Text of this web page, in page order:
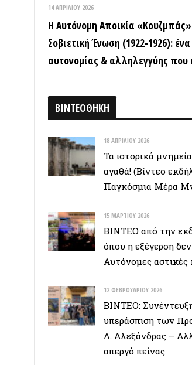
Παγκόσμια Μέρα Μνημείων
15 ΜΑΡΤΊΟΥ 2026
ΒΙΝΤΕΟ από την εκδήλωση: «Τόποι
όπου η εξέγερση δεν έμεινε ουτοπία:
Λ. Αλεξάνδρας – Αλληλεγγύη στον
απεργό πείνας
ΣΥΝΕΝΤΕΥΞΕΙΣ
28 ΙΟΥΝΊΟΥ 2026
Colin Ward: Ο σπόρος κάτω απο το
χιόνι (Autonomedia, 2001)
15 ΙΟΥΝΊΟΥ 2026
Συνέντευξη Zygmunt Bauman: Η
ρευστή νεωτερικότητα
(Autonomedia, 2001)